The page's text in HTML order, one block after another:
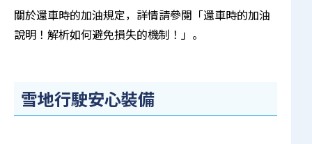
關於還車時的加油規定，詳情請參閱「還車時的加油
說明！解析如何避免損失的機制！ 」。
雪地行駛安心裝備